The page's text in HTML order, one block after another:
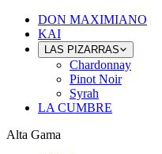
DON MAXIMIANO
KAI
LAS PIZARRAS
Chardonnay
Pinot Noir
Syrah
LA CUMBRE
Alta Gama